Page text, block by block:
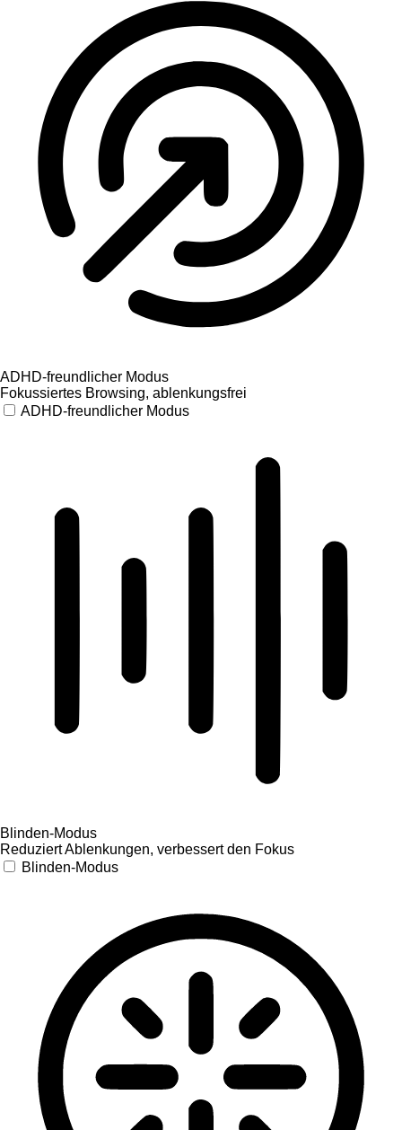
ADHD-freundlicher Modus
Fokussiertes Browsing, ablenkungsfrei
ADHD-freundlicher Modus
Blinden-Modus
Reduziert Ablenkungen, verbessert den Fokus
Blinden-Modus